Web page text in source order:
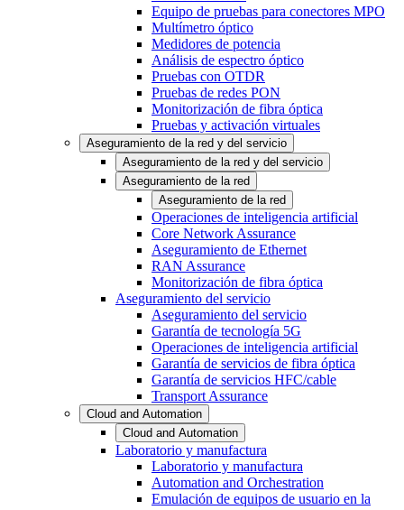
Equipo de pruebas para conectores MPO
Multímetro óptico
Medidores de potencia
Análisis de espectro óptico
Pruebas con OTDR
Pruebas de redes PON
Monitorización de fibra óptica
Pruebas y activación virtuales
Aseguramiento de la red y del servicio
Aseguramiento de la red y del servicio
Aseguramiento de la red
Aseguramiento de la red
Operaciones de inteligencia artificial
Core Network Assurance
Aseguramiento de Ethernet
RAN Assurance
Monitorización de fibra óptica
Aseguramiento del servicio
Aseguramiento del servicio
Garantía de tecnología 5G
Operaciones de inteligencia artificial
Garantía de servicios de fibra óptica
Garantía de servicios HFC/cable
Transport Assurance
Cloud and Automation
Cloud and Automation
Laboratorio y manufactura
Laboratorio y manufactura
Automation and Orchestration
Emulación de equipos de usuario en la